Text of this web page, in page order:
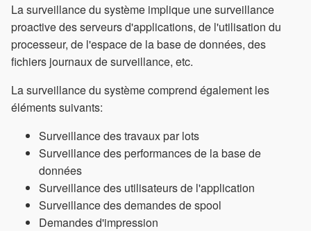
La surveillance du système implique une surveillance
proactive des serveurs d'applications, de l'utilisation du
processeur, de l'espace de la base de données, des
fichiers journaux de surveillance, etc.
La surveillance du système comprend également les
éléments suivants:
Surveillance des travaux par lots
Surveillance des performances de la base de
données
Surveillance des utilisateurs de l'application
Surveillance des demandes de spool
Demandes d'impression